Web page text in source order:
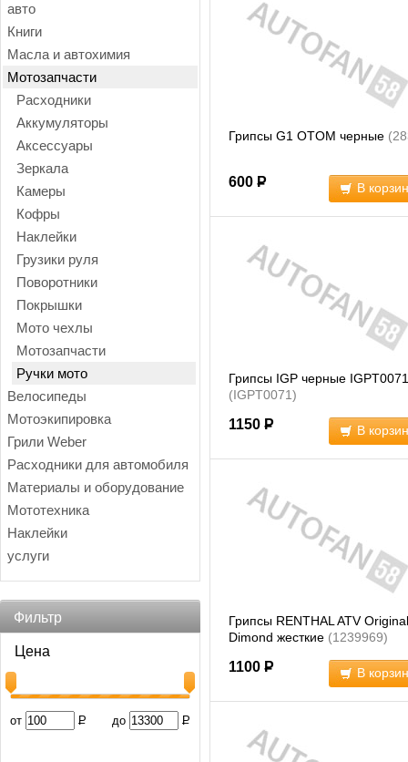
авто
Книги
Масла и автохимия
Мотозапчасти
Расходники
Аккумуляторы
Аксессуары
Зеркала
Камеры
Кофры
Наклейки
Грузики руля
Поворотники
Покрышки
Мото чехлы
Мотозапчасти
Ручки мото
Велосипеды
Мотоэкипировка
Грили Weber
Расходники для автомобиля
Материалы и оборудование
Мототехника
Наклейки
услуги
Фильтр
Цена
от Р до Р
Грипсы G1 OTOM черные
600 Р В
Грипсы IGP черные IGPT0071
(IGPT0071)
1150 Р В
Грипсы RENTHAL ATV
Dimond жесткие (1239969)
1100 Р В